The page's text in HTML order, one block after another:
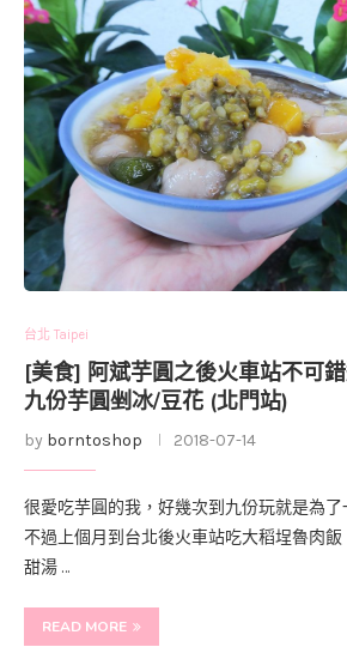
台北 Taipei
[美食] 阿斌芋圓之後火車站不可
九份芋圓剉冰/豆花 (北門站)
by borntoshop 2018-07-14
很愛吃芋圓的我，好幾次到九份玩就是為了
不過上個月到台北後火車站吃大稻埕魯肉飯
甜湯 …
READ MORE